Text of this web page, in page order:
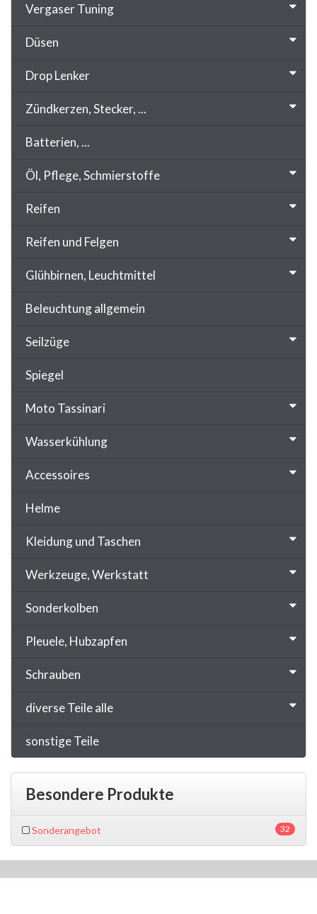
Vergaser Tuning
Düsen
Drop Lenker
Zündkerzen, Stecker, ...
Batterien, ...
Öl, Pflege, Schmierstoffe
Reifen
Reifen und Felgen
Glühbirnen, Leuchtmittel
Beleuchtung allgemein
Seilzüge
Spiegel
Moto Tassinari
Wasserkühlung
Accessoires
Helme
Kleidung und Taschen
Werkzeuge, Werkstatt
Sonderkolben
Pleuele, Hubzapfen
Schrauben
diverse Teile alle
sonstige Teile
Besondere Produkte
32
Sonderangebot